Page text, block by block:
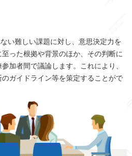
い難しい課題に対し、意思決定力を
った根拠や背景のほか、その判断に
加者間で議論します。これにより、
ガイドライン等を策定することがで